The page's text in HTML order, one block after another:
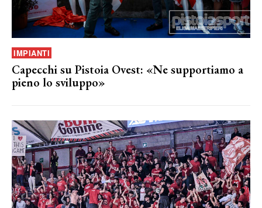
IMPIANTI
Capecchi su Pistoia Ovest: «Ne supportiamo a
pieno lo sviluppo»